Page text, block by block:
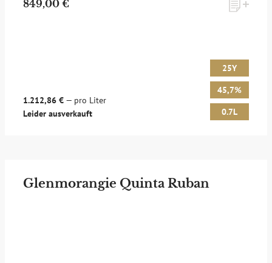
849,00 €
1.212,86 € — pro Liter
Leider ausverkauft
25Y
45,7%
0.7L
Glenmorangie Quinta Ruban